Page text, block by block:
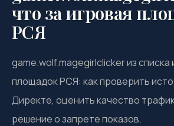
что за игровая
РСЯ
game.wolf.magegirlclicker из списка
площадок РСЯ: как проверить
Директе, оценить качество
решение о запрете показов.